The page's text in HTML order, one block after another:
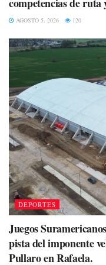
AGOSTO 5, 2026 120
DEPORTES
Juegos
pista del imponente
Pullaro en Rafaela.